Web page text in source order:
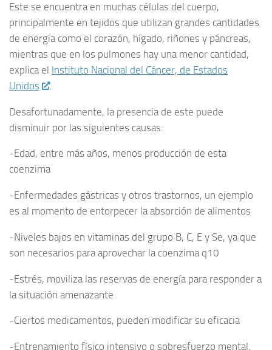
Este se encuentra en muchas células del cuerpo,
principalmente en tejidos que utilizan grandes cantidades
de energía como el corazón, hígado, riñones y páncreas,
mientras que en los pulmones hay una menor cantidad,
explica el Instituto Nacional del Cáncer, de Estados
Unidos
.
Desafortunadamente, la presencia de este puede
disminuir por las siguientes causas:
-Edad, entre más años, menos producción de esta
coenzima
-Enfermedades gástricas y otros trastornos, un ejemplo
es al momento de entorpecer la absorción de alimentos
-Niveles bajos en vitaminas del grupo B, C, E y Se, ya que
son necesarios para aprovechar la coenzima q10
-Estrés, moviliza las reservas de energía para responder a
la situación amenazante
-Ciertos medicamentos, pueden modificar su eficacia
-Entrenamiento físico intensivo o sobresfuerzo mental,